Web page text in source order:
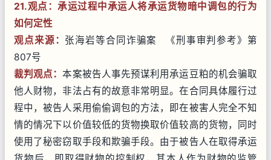
21.观点：承运过程中承运人将承运货物暗中调包的行为
如何定性
观点来源： 张海岩等合同诈骗案 《刑事审判参考》第
807号
裁判观点：本案被告人事先预谋利用承运豆粕的机会骗取
他人财物，非法占有的故意非常明显。在合同具体履行过
程中，被告人采用偷偷调包的方法，即在被害人完全不知
情的情况下以价值较低的货物换取价值较高的货物，同时
使用了秘密窃取手段和欺骗手段。由于被告人在取得承运